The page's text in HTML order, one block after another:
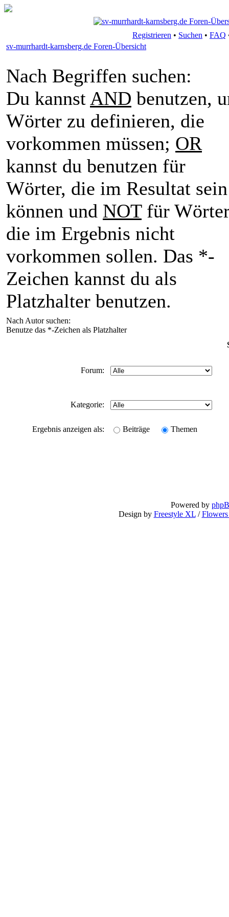
Registrieren • Suchen • FAQ
sv-murrhardt-karnsberg.de Foren-Übersicht
Nach Begriffen suchen:
Du kannst AND benutzen,
Wörter zu definieren, die
vorkommen müssen; OR
kannst du benutzen für
Wörter, die im Resultat sein
können und NOTfür
die im Ergebnis nicht
vorkommen sollen. Das *-
Zeichen kannst du als
Platzhalter benutzen.
Nach Autor suchen:
Benutze das *-Zeichen als Platzhalter
Forum:
Kategorie:
Ergebnis anzeigen als: Beiträge Themen
Powered by
Design by Freestyle XL/